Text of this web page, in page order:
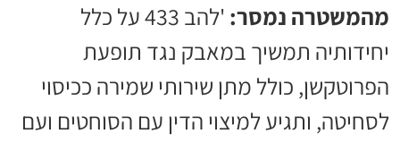
מהמשטרה נמסר:
'להב 433 על כלל
יחידותיה תמשיך במאבק נגד תופעת
הפרוטקשן, כולל מתן שירותי שמירה ככיסוי
לסחיטה, ותגיע למיצוי הדין עם הסוחטים ועם